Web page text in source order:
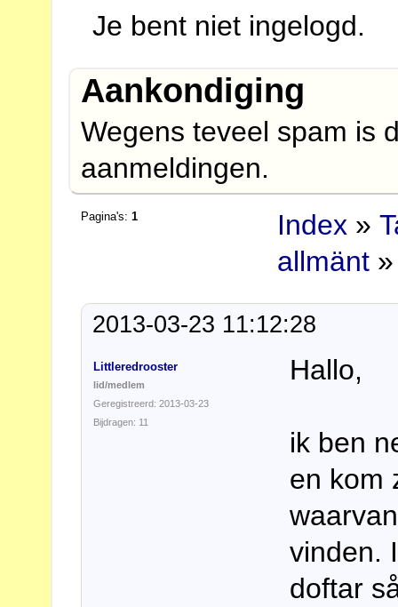
Je bent niet ingelogd.
Aankondiging
Wegens teveel spam is
aanmeldingen.
Pagina's:1 Index »
allmänt
2013-03-23 11:12:28
Littleredrooster
lid/medlem
Geregistreerd: 2013-03-23
Bijdragen: 11
Hallo,
ik ben
en kom
vinden.
doftar